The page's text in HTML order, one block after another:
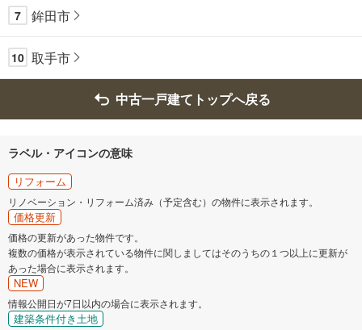
7 鉾田市
10 取手市
中古一戸建てトップへ戻る
ラベル・アイコンの意味
リフォーム
リノベーション・リフォーム済み（予定含む）の物件に表示されます。
価格更新
価格の更新があった物件です。
複数の価格が表示されている物件に関しましてはそのうちの１つ以上に更新が
あった場合に表示されます。
NEW
情報公開日が7日以内の場合に表示されます。
建築条件付き土地